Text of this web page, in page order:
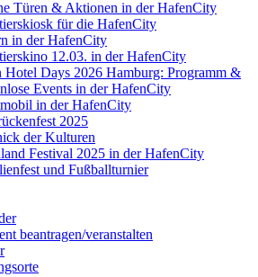
Türen & Aktionen in der HafenCity
für die HafenCity
in der HafenCity
12.03. in der HafenCity
Hotel Days 2026 Hamburg: Programm &
Events in der HafenCity
in der HafenCity
2025
der Kulturen
Festival 2025 in der HafenCity
und Fußballturnier
beantragen/veranstalten